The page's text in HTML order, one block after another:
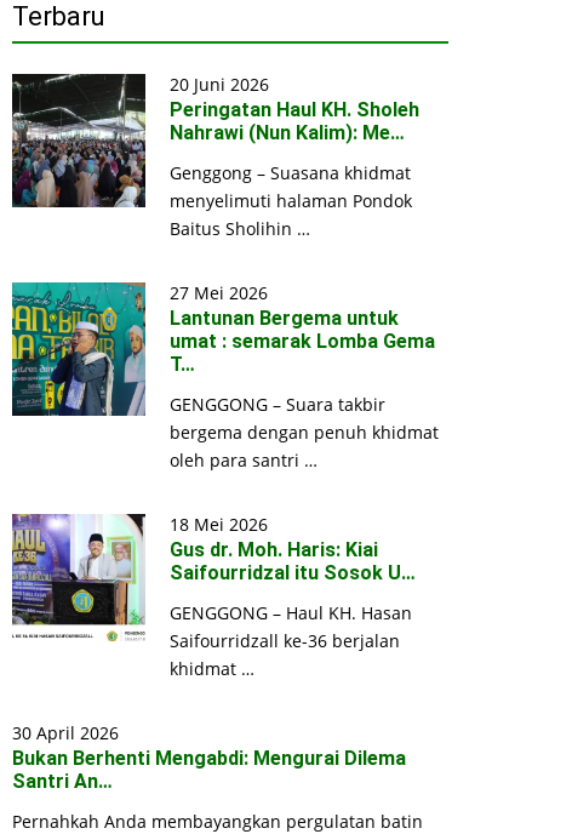
Terbaru
20 Juni 2026
Peringatan Haul KH. Sholeh
Nahrawi (Nun Kalim): Me…
Genggong – Suasana khidmat
menyelimuti halaman Pondok
Baitus Sholihin …
27 Mei 2026
Lantunan Bergema untuk
umat : semarak Lomba Gema
T…
GENGGONG – Suara takbir
bergema dengan penuh khidmat
oleh para santri …
18 Mei 2026
Gus dr. Moh. Haris: Kiai
Saifourridzal itu Sosok U…
GENGGONG – Haul KH. Hasan
Saifourridzall ke-36 berjalan
khidmat …
30 April 2026
Bukan Berhenti Mengabdi: Mengurai Dilema
Santri An…
Pernahkah Anda membayangkan pergulatan batin